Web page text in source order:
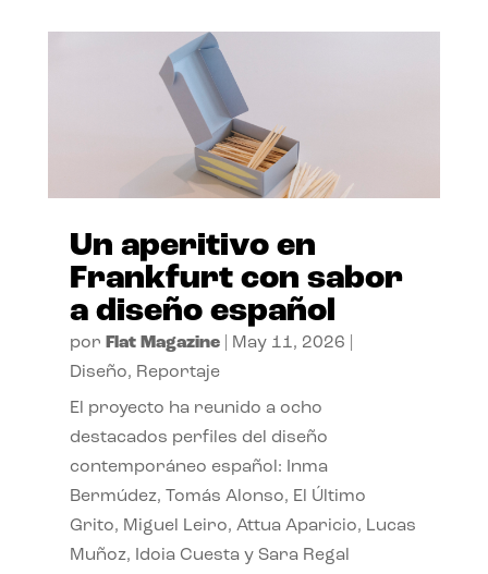
Un aperitivo en
Frankfurt con sabor
a diseño español
por Flat Magazine| May 11, 2026
Diseño, Reportaje
El proyecto ha reunido a ocho
destacados perfiles del diseño
contemporáneo español: Inma
Bermúdez, Tomás Alonso, El Último
Grito, Miguel Leiro, Attua Aparicio, Lucas
Muñoz, Idoia Cuesta y Sara Regal